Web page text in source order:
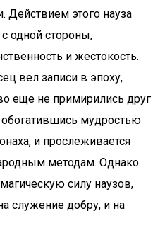
этого науза
одной стороны,
и жестокость.
вел записи в эпоху,
еще не примирились друг
мудростью
и прослеживается
методам. Однако
силу наузов,
служение добру, и на